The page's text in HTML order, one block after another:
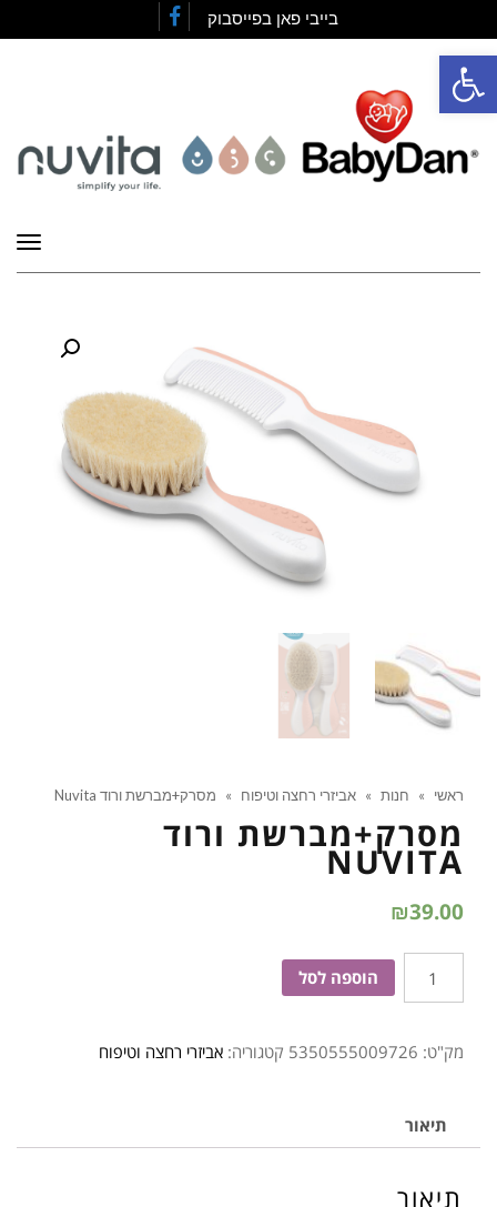
פתח סרגל נגישות
בייבי פאן בפייסבוק
Facebook
ראשי » חנות » אביזרי רחצה וטיפוח » מסרק+מברשת ורוד Nuvita
מסרק+מברשת ורוד
NUVITA
₪39.00
כמות
של
ורוד
הוספה לסל
מק"ט: 5350555009726 קטגוריה: אביזרי רחצה וטיפוח
תיאור
תיאור